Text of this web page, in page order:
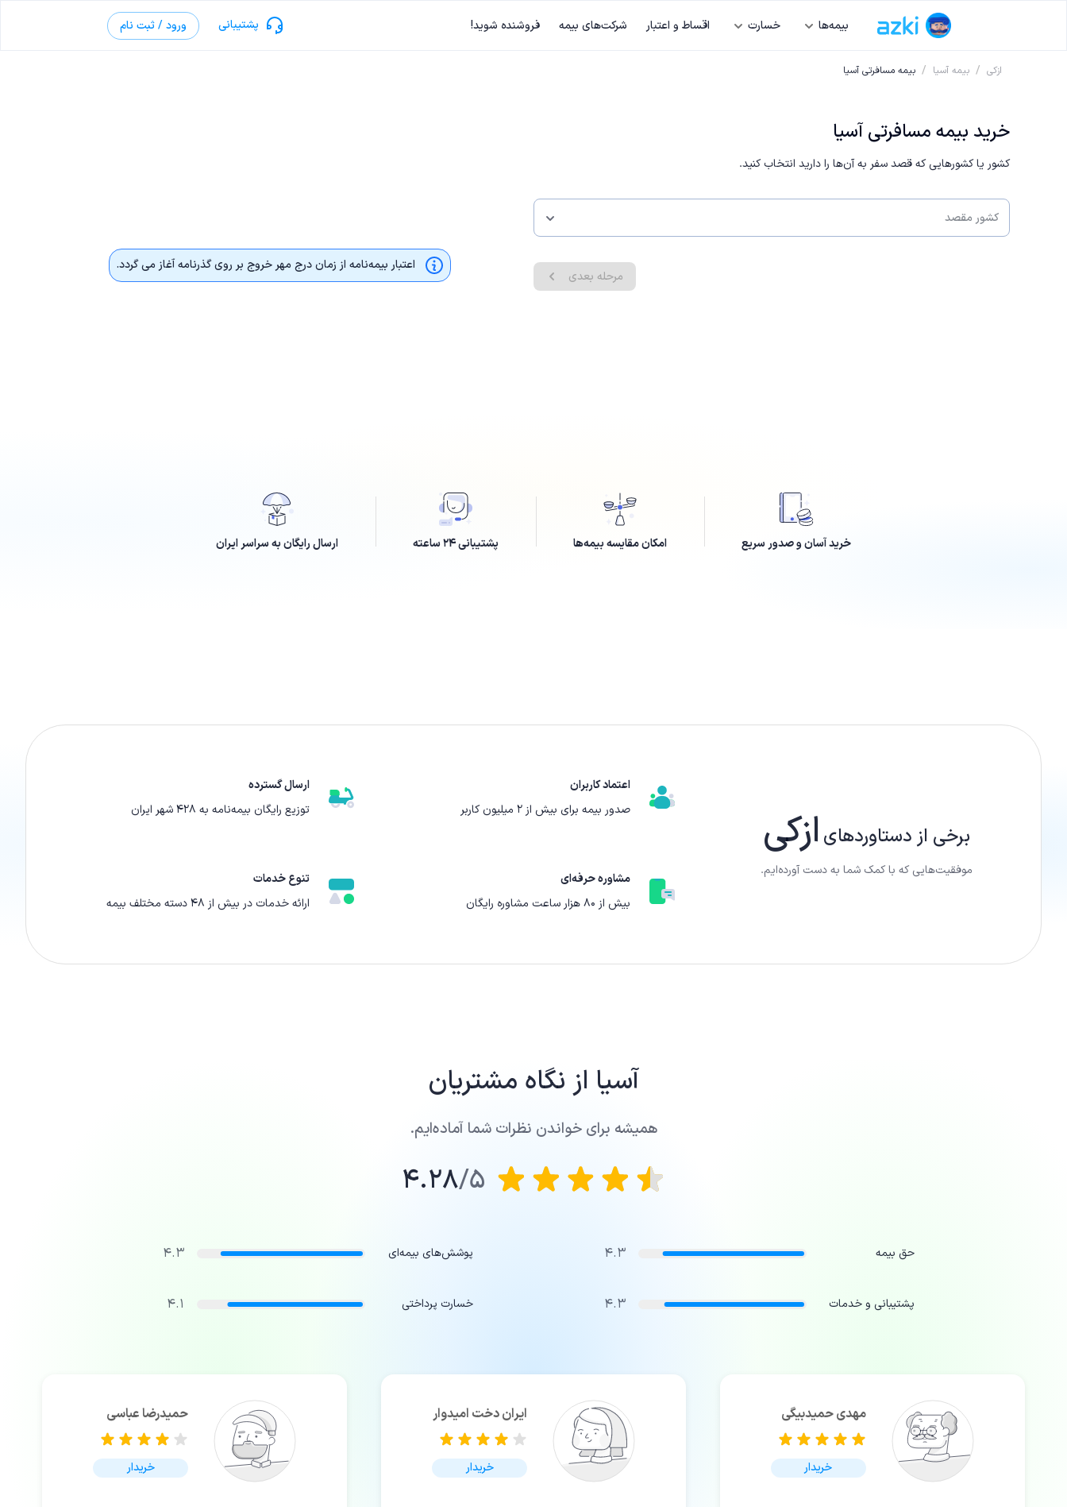
بیمه‌ها خسارت اقساط و اعتبار شرکت‌های بیمه فروشنده شوید! پشتیبانی ورود / ثبت نام
ازکی / بیمه آسیا / بیمه مسافرتی آسیا
خرید بیمه مسافرتی آسیا
کشور یا کشورهایی که قصد سفر به آن‌ها را دارید انتخاب کنید.
کشور مقصد
مرحله بعدی
اعتبار بیمه‌نامه از زمان درج مهر خروج بر روی گذرنامه آغاز می گردد.
خرید آسان و صدور سریع امکان مقایسه بیمه‌ها پشتیبانی ۲۴ ساعته ارسال رایگان به سراسر ایران
برخی از دستاورد‌های ازکی
موفقیت‌هایی که با کمک شما به دست آورده‌ایم.
اعتماد کاربران
صدور بیمه برای بیش از ۲ میلیون کاربر
ارسال گسترده
توزیع رایگان بیمه‌نامه به ۴۲۸ شهر ایران
مشاوره حرفه‌ای
بیش از ۸۰ هزار ساعت مشاوره رایگان
تنوع خدمات
ارائه‌ خدمات در بیش از ۴۸ دسته مختلف بیمه
آسیا از نگاه مشتریان
همیشه برای خواندن نظرات شما آماده‌ایم.
5/
4.28
حق بیمه 4.3 پوشش‌های بیمه‌ای 4.3
پشتیبانی و خدمات 4.3 خسارت پرداختی 4.1
مهدی حمیدبیگی
خریدار
ایران دخت امیدوار
خریدار
حمیدرضا عباسی
خریدار